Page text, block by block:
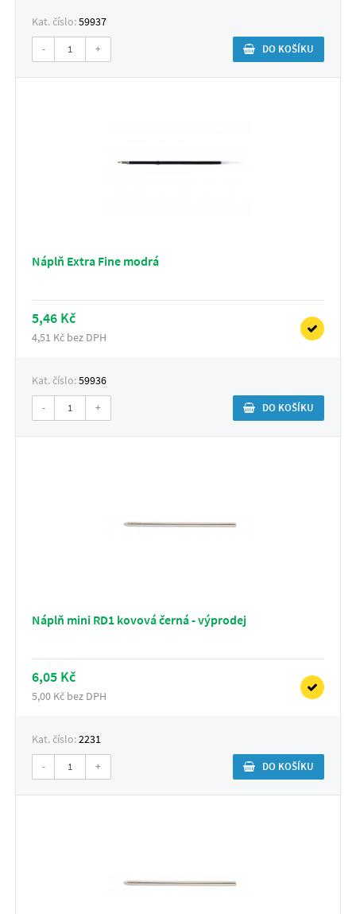
Kat. číslo:59937
- + DO KOŠÍKU
Náplň Extra Fine modrá
5,46 Kč
4,51 Kč bez DPH
Kat. číslo:59936
- + DO KOŠÍKU
Náplň mini RD1 kovová černá - výprodej
6,05 Kč
5,00 Kč bez DPH
Kat. číslo:2231
- + DO KOŠÍKU